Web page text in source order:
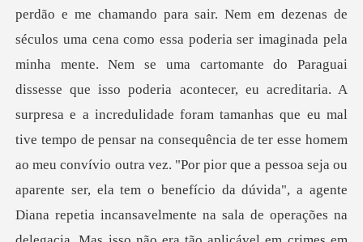
ue isso poderia acontecer, eu acreditaria. A
surpresa e a incredulidade foram tamanhas que eu mal
tive tempo de pensar na consequência de ter esse homem
ao meu convívio outra vez. "Por pior que a pessoa seja ou
aparente ser, ela tem o benefício da dúvida", a agente
Diana repetia incansavelmente na sala de operações na